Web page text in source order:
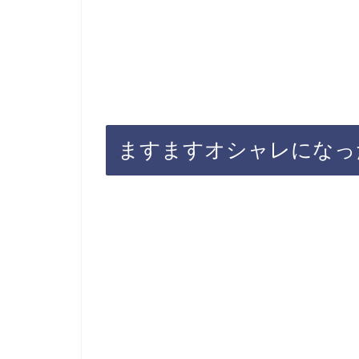
ますますオシャレにな